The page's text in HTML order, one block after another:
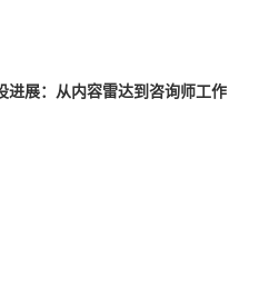
进展：从内容雷达到咨询师工作